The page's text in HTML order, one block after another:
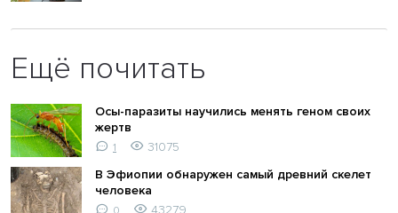
Ещё почитать
Осы-паразиты научились менять геном своих
жертв
1
31075
В Эфиопии обнаружен самый древний скелет
человека
43279